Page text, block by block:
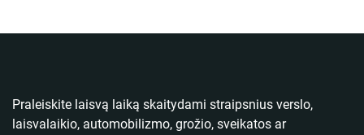
Praleiskite laisvą laiką skaitydami straipsnius verslo,
laisvalaikio, automobilizmo, grožio, sveikatos ar